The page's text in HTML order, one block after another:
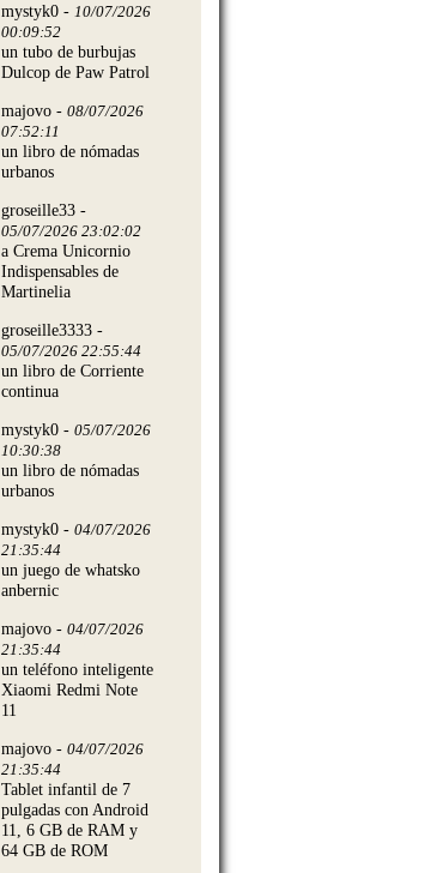
mystyk0 - 10/07/2026
00:09:52
un tubo de burbujas
Dulcop de Paw Patrol
majovo - 08/07/2026
07:52:11
un libro de nómadas
urbanos
groseille33 -
05/07/2026 23:02:02
a Crema Unicornio
Indispensables de
Martinelia
groseille3333 -
05/07/2026 22:55:44
un libro de Corriente
continua
mystyk0 - 05/07/2026
10:30:38
un libro de nómadas
urbanos
mystyk0 - 04/07/2026
21:35:44
un juego de whatsko
anbernic
majovo - 04/07/2026
21:35:44
un teléfono inteligente
Xiaomi Redmi Note
11
majovo - 04/07/2026
21:35:44
Tablet infantil de 7
pulgadas con Android
11, 6 GB de RAM y
64 GB de ROM